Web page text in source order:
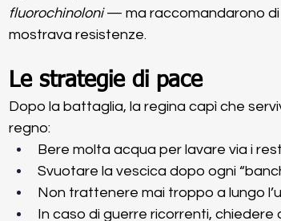
fluorochinoloni — ma raccomandarono di
mostrava resistenze.
Le strategie di pace
Dopo la battaglia, la regina capì che
regno:
Bere molta acqua per lavare via i
Svuotare la vescica dopo ogni
Non trattenere mai troppo a lungo
In caso di guerre ricorrenti, chiedere